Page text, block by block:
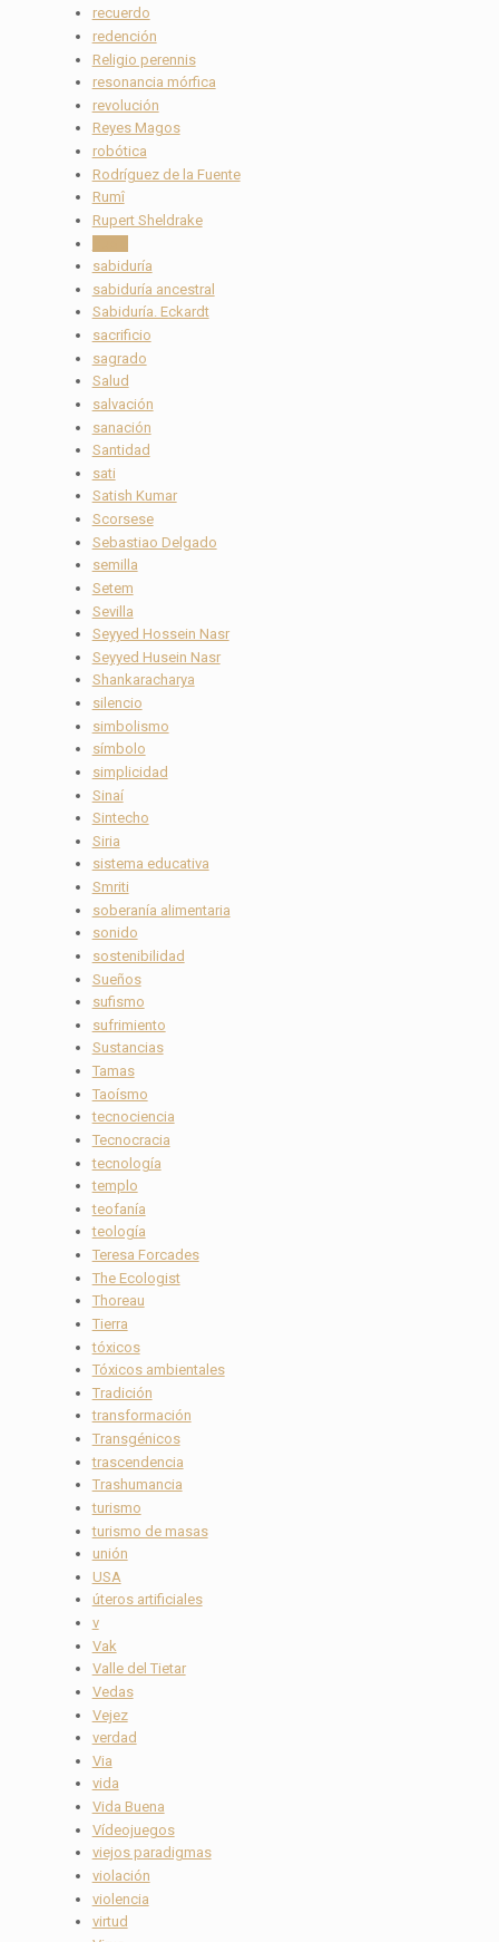
recuerdo
redención
Religio perennis
resonancia mórfica
revolución
Reyes Magos
robótica
Rodríguez de la Fuente
Rumî
Rupert Sheldrake
sabiduría
sabiduría ancestral
Sabiduría. Eckardt
sacrificio
sagrado
Salud
salvación
sanación
Santidad
sati
Satish Kumar
Scorsese
Sebastiao Delgado
semilla
Setem
Sevilla
Seyyed Hossein Nasr
Seyyed Husein Nasr
Shankaracharya
silencio
simbolismo
símbolo
simplicidad
Sinaí
Sintecho
Siria
sistema educativa
Smriti
soberanía alimentaria
sonido
sostenibilidad
Sueños
sufismo
sufrimiento
Sustancias
Tamas
Taoísmo
tecnociencia
Tecnocracia
tecnología
templo
teofanía
teología
Teresa Forcades
The Ecologist
Thoreau
Tierra
tóxicos
Tóxicos ambientales
Tradición
transformación
Transgénicos
trascendencia
Trashumancia
turismo
turismo de masas
unión
USA
úteros artificiales
v
Vak
Valle del Tietar
Vedas
Vejez
verdad
Via
vida
Vida Buena
Vídeojuegos
viejos paradigmas
violación
violencia
virtud